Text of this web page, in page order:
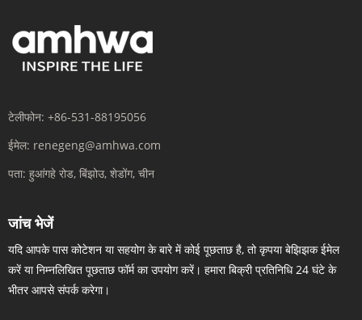
टेलीफोन: +86-531-88195056
ईमेल: renegeng@amhwa.com
पता: हुआंगहे रोड, बिंझोउ, शेडोंग, चीन
जांच भेजें
यदि आपके पास कोटेशन या सहयोग के बारे में कोई पूछताछ है, तो कृपया बेझिझक ईमेल
करें या निम्नलिखित पूछताछ फॉर्म का उपयोग करें। हमारा बिक्री प्रतिनिधि 24 घंटे के
भीतर आपसे संपर्क करेगा।